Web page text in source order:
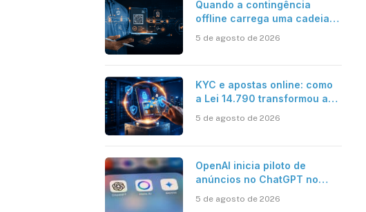
Quando a contingência
offline carrega uma cadeia
5 de agosto de 2026
KYC e apostas online: como
a Lei 14.790 transformou a
mercado brasileiro
5 de agosto de 2026
OpenAI inicia piloto de
anúncios no ChatGPT no
5 de agosto de 2026